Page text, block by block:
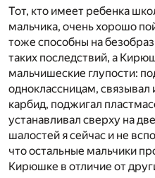
Тот, кто имеет ребенка
мальчика, очень хорошо
тоже способны на
таких последствий, а
мальчишеские глупости:
одноклассницам, связывал
карбид, поджигал
устанавливал сверху на
шалостей я сейчас и не
что остальные мальчики
Кирюшке в отличие от